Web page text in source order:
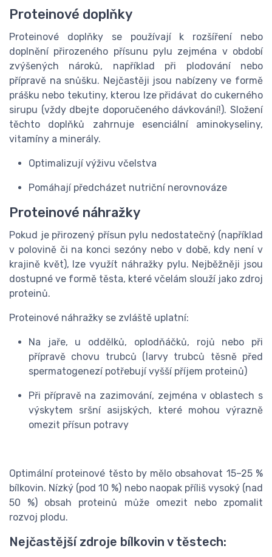
Proteinové doplňky
Proteinové doplňky se používají k rozšíření nebo
doplnění přirozeného přísunu pylu zejména v období
zvýšených nároků, například při plodování nebo
přípravě na snůšku. Nejčastěji jsou nabízeny ve formě
prášku nebo tekutiny, kterou lze přidávat do cukerného
sirupu (vždy dbejte doporučeného dávkování!). Složení
těchto doplňků zahrnuje esenciální aminokyseliny,
vitamíny a minerály.
Optimalizují výživu včelstva
Pomáhají předcházet nutriční nerovnováze
Proteinové náhražky
Pokud je přirozený přísun pylu nedostatečný (například
v polovině či na konci sezóny nebo v době, kdy není v
krajině květ), lze využít náhražky pylu. Nejběžněji jsou
dostupné ve formě těsta, které včelám slouží jako zdroj
proteinů.
Proteinové náhražky se zvláště uplatní:
Na jaře, u oddělků, oplodňáčků, rojů nebo při
přípravě chovu trubců (larvy trubců těsně před
spermatogenezí potřebují vyšší příjem proteinů)
Při přípravě na zazimování, zejména v oblastech s
výskytem sršní asijských, které mohou výrazně
omezit přísun potravy
Optimální proteinové těsto by mělo obsahovat 15–25 %
bílkovin. Nízký (pod 10 %) nebo naopak příliš vysoký (nad
50 %) obsah proteinů může omezit nebo zpomalit
rozvoj plodu.
Nejčastější zdroje bílkovin v těstech: